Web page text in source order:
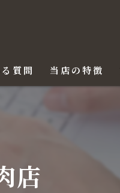
質問 当店の特徴
ご飯
店